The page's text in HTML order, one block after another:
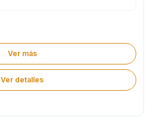
Ver más
Ver detalles